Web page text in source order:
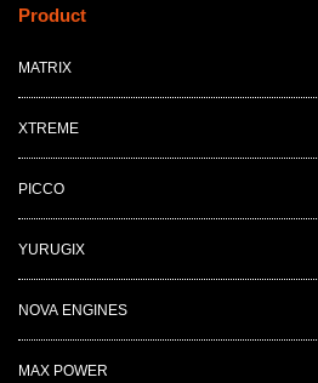
Product
MATRIX
XTREME
PICCO
YURUGIX
NOVA ENGINES
MAX POWER